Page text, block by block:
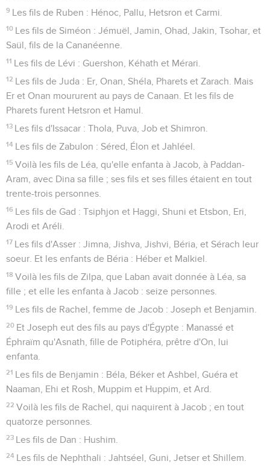
9 Les fils de Ruben : Hénoc, Pallu, Hetsron et Carmi.
10 Les fils de Siméon : Jémuël, Jamin, Ohad, Jakin, Tsohar, et
Saül, fils de la Cananéenne.
11 Les fils de Lévi : Guershon, Kéhath et Mérari.
12 Les fils de Juda : Er, Onan, Shéla, Pharets et Zarach. Mais
Er et Onan moururent au pays de Canaan. Et les fils de
Pharets furent Hetsron et Hamul.
13 Les fils d'Issacar : Thola, Puva, Job et Shimron.
14 Les fils de Zabulon : Séred, Élon et Jahléel.
15 Voilà les fils de Léa, qu'elle enfanta à Jacob, à Paddan-
Aram, avec Dina sa fille ; ses fils et ses filles étaient en tout
trente-trois personnes.
16 Les fils de Gad : Tsiphjon et Haggi, Shuni et Etsbon, Eri,
Arodi et Aréli.
17 Les fils d'Asser : Jimna, Jishva, Jishvi, Béria, et Sérach leur
soeur. Et les enfants de Béria : Héber et Malkiel.
18 Voilà les fils de Zilpa, que Laban avait donnée à Léa, sa
fille ; et elle les enfanta à Jacob : seize personnes.
19 Les fils de Rachel, femme de Jacob : Joseph et Benjamin.
20 Et Joseph eut des fils au pays d'Égypte : Manassé et
Éphraïm qu'Asnath, fille de Potiphéra, prêtre d'On, lui
enfanta.
21 Les fils de Benjamin : Béla, Béker et Ashbel, Guéra et
Naaman, Ehi et Rosh, Muppim et Huppim, et Ard.
22 Voilà les fils de Rachel, qui naquirent à Jacob ; en tout
quatorze personnes.
23 Les fils de Dan : Hushim.
24 Les fils de Nephthali : Jahtséel, Guni, Jetser et Shillem.